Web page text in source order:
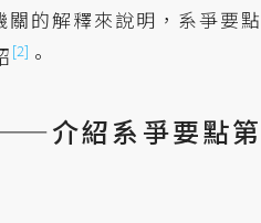
的解釋來說明，系爭要點
[2] 。
介紹系爭要點第